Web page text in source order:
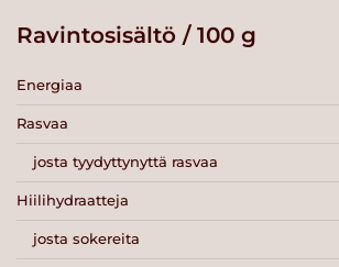
Ravintosisältö / 100 g
Energiaa
Rasvaa
josta tyydyttynyttä rasvaa
Hiilihydraatteja
josta sokereita